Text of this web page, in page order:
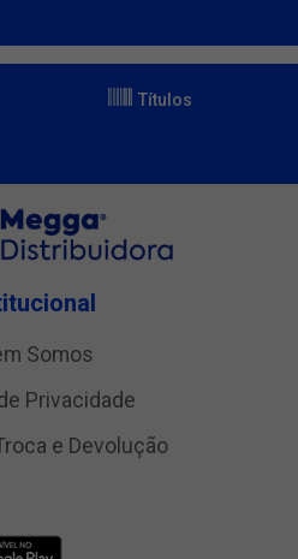
Títulos
Somos
Privacidade
e Devolução